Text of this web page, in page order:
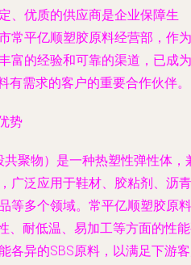
、优质的供应商是企业保障生
常平亿顺塑胶原料经营部，作为
富的经验和可靠的渠道，已成为
需求的客户的重要合作伙伴。
势
聚物）是一种热塑性弹性体，
广泛应用于鞋材、胶粘剂、沥青
等多个领域。常平亿顺塑胶原料
、耐低温、易加工等方面的性
各异的SBS原料，以满足下游